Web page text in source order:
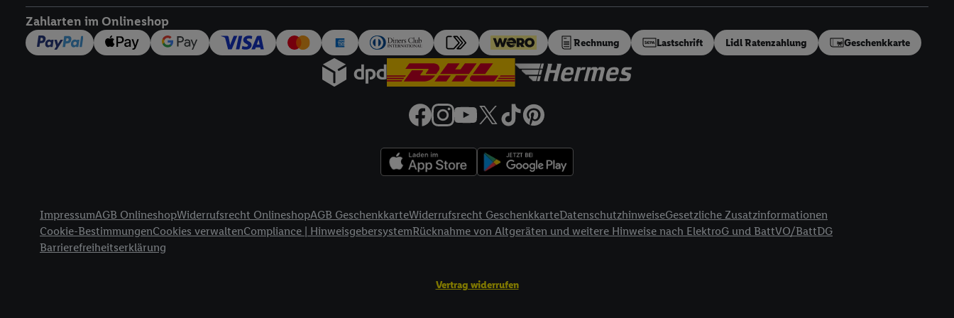
Zahlarten im Onlineshop
Rechnung Lastschrift Lidl Ratenzahlung Geschenkkarte
ImpressumAGB OnlineshopWiderrufsrecht OnlineshopAGB GeschenkkarteWiderrufsrecht GeschenkkarteDatenschutzhinweiseGesetzliche Zusatzinformationen
Cookie-BestimmungenCookies verwaltenCompliance | HinweisgebersystemRücknahme von Altgeräten und weitere Hinweise nach ElektroG und BattVO/BattDG
Barrierefreiheitserklärung
Vertrag widerrufen
widerrufen - jederzeit auch überdas Datenschutzportal von Utiq („consenthub“)oder über „Anpassen“/„Nutzung der
die Lidl-Dienste) widerrufen. Weitere Informationen finden Sie in denDatenschutzbestimmungen von Utiq.
Durch einen Klick auf „Ablehnen“ können Sie nur den Einsatz notwendiger Techniken zulassen. Durch einen Klick auf
„Zustimmen“ stimmen Sie allen Verarbeitungen zu sämtlichen vorgenannten Zwecken unter Einbindung sämtlicher
jederzeit mit Wirkung für die Zukunft zu widerrufen, finden Sie in unserenDatenschutzbestimmungen
Unter „Anpassen“ können Sie einzelne Verwendungszwecke oder Partner zulassen; das gilt auch für die
Gewährleistung der Sicherheit, Verhinderung und Aufdeckung von Betrug und Fehlerbehebung, Bereitstellung und
Verknüpfung verschiedener Endgeräte, Identifikation von Geräten anhand automatisch übermittelter Informationen,
Messung des Erfolgs von Werbekampagnen durch TTD und Nutzung der Telekommunikations-basierten Utiq-
Zugriff auf Informationen auf einem Endgerät. Entwicklung und Verbesserung der Angebote. Analyse von